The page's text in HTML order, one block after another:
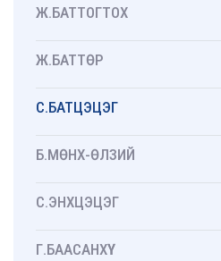
Ж.БАТТОГТОХ
Ж.БАТТӨР
С.БАТЦЭЦЭГ
Б.МӨНХ-ӨЛЗИЙ
С.ЭНХЦЭЦЭГ
Г.БААСАНХҮҮ